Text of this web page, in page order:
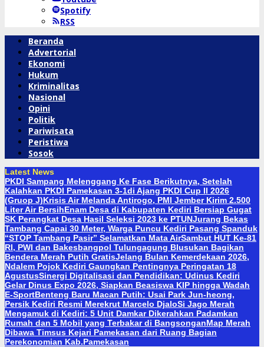
Spotify
RSS
Beranda
Advertorial
Ekonomi
Hukum
Kriminalitas
Nasional
Opini
Politik
Pariwisata
Peristiwa
Sosok
Latest News
PKDI Sampang Melenggang Ke Fase Berikutnya, Setelah
Kalahkan PKDI Pamekasan 3-1di Ajang PKDI Cup II 2026
(Gruop J)Krisis Air Melanda Antirogo, PMI Jember Kirim 2.500
Liter Air BersihEnam Desa di Kabupaten Kediri Bersiap Gugat
SK Perangkat Desa Hasil Seleksi 2023 ke PTUNJurang Bekas
Tambang Capai 30 Meter, Warga Puncu Kediri Pasang Spanduk
“STOP Tambang Pasir” Selamatkan Mata AirSambut HUT Ke-81
RI, PWI dan Bakesbangpol Tulungagung Blusukan Bagikan
Bendera Merah Putih GratisJelang Bulan Kemerdekaan 2026,
Ndalem Pojok Kediri Gaungkan Pentingnya Peringatan 18
AgustusSinergi Digitalisasi dan Pendidikan: Udinus Kediri
Gelar Dinus Expo 2026, Siapkan Beasiswa KIP hingga Wadah
E-SportBenteng Baru Macan Putih: Usai Park Jun-heong,
Persik Kediri Resmi Merekrut Marcelo DjaloSi Jago Merah
Mengamuk di Kediri: 5 Unit Damkar Dikerahkan Padamkan
Rumah dan 5 Mobil yang Terbakar di BangsonganMap Merah
Dibawa Timsus Kejari Pamekasan dari Ruang Bagian
Perekonomian Kab.Pamekasan